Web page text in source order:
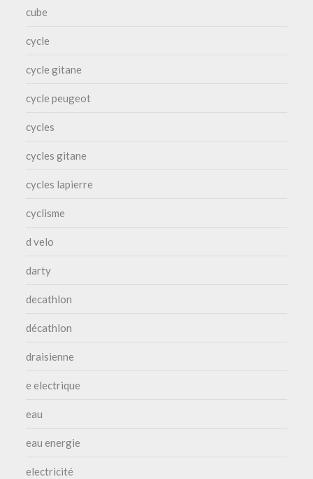
cube
cycle
cycle gitane
cycle peugeot
cycles
cycles gitane
cycles lapierre
cyclisme
d velo
darty
decathlon
décathlon
draisienne
e electrique
eau
eau energie
electricité